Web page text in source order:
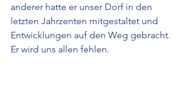
anderer hatte er unser Dorf in den
letzten Jahrzenten mitgestaltet und
Entwicklungen auf den Weg gebracht.
Er wird uns allen fehlen.